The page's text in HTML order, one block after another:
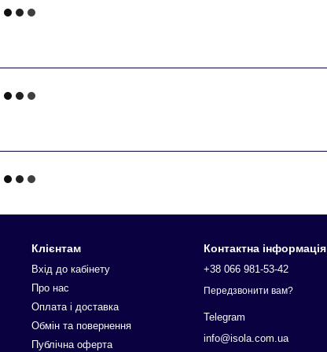
Клієнтам
Вхід до кабінету
Про нас
Оплата і доставка
Обмін та повернення
Публічна оферта
Контактна інформація
+38 066 981-53-42
Передзвонити вам?
Telegram
info@isola.com.ua